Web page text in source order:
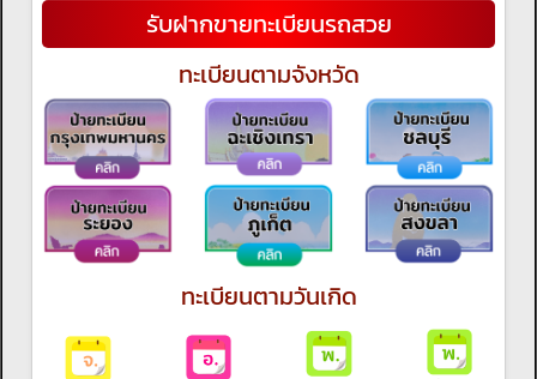
รับฝากขายทะเบียนรถสวย
ทะเบียนตามจังหวัด
ทะเบียนตามวันเกิด